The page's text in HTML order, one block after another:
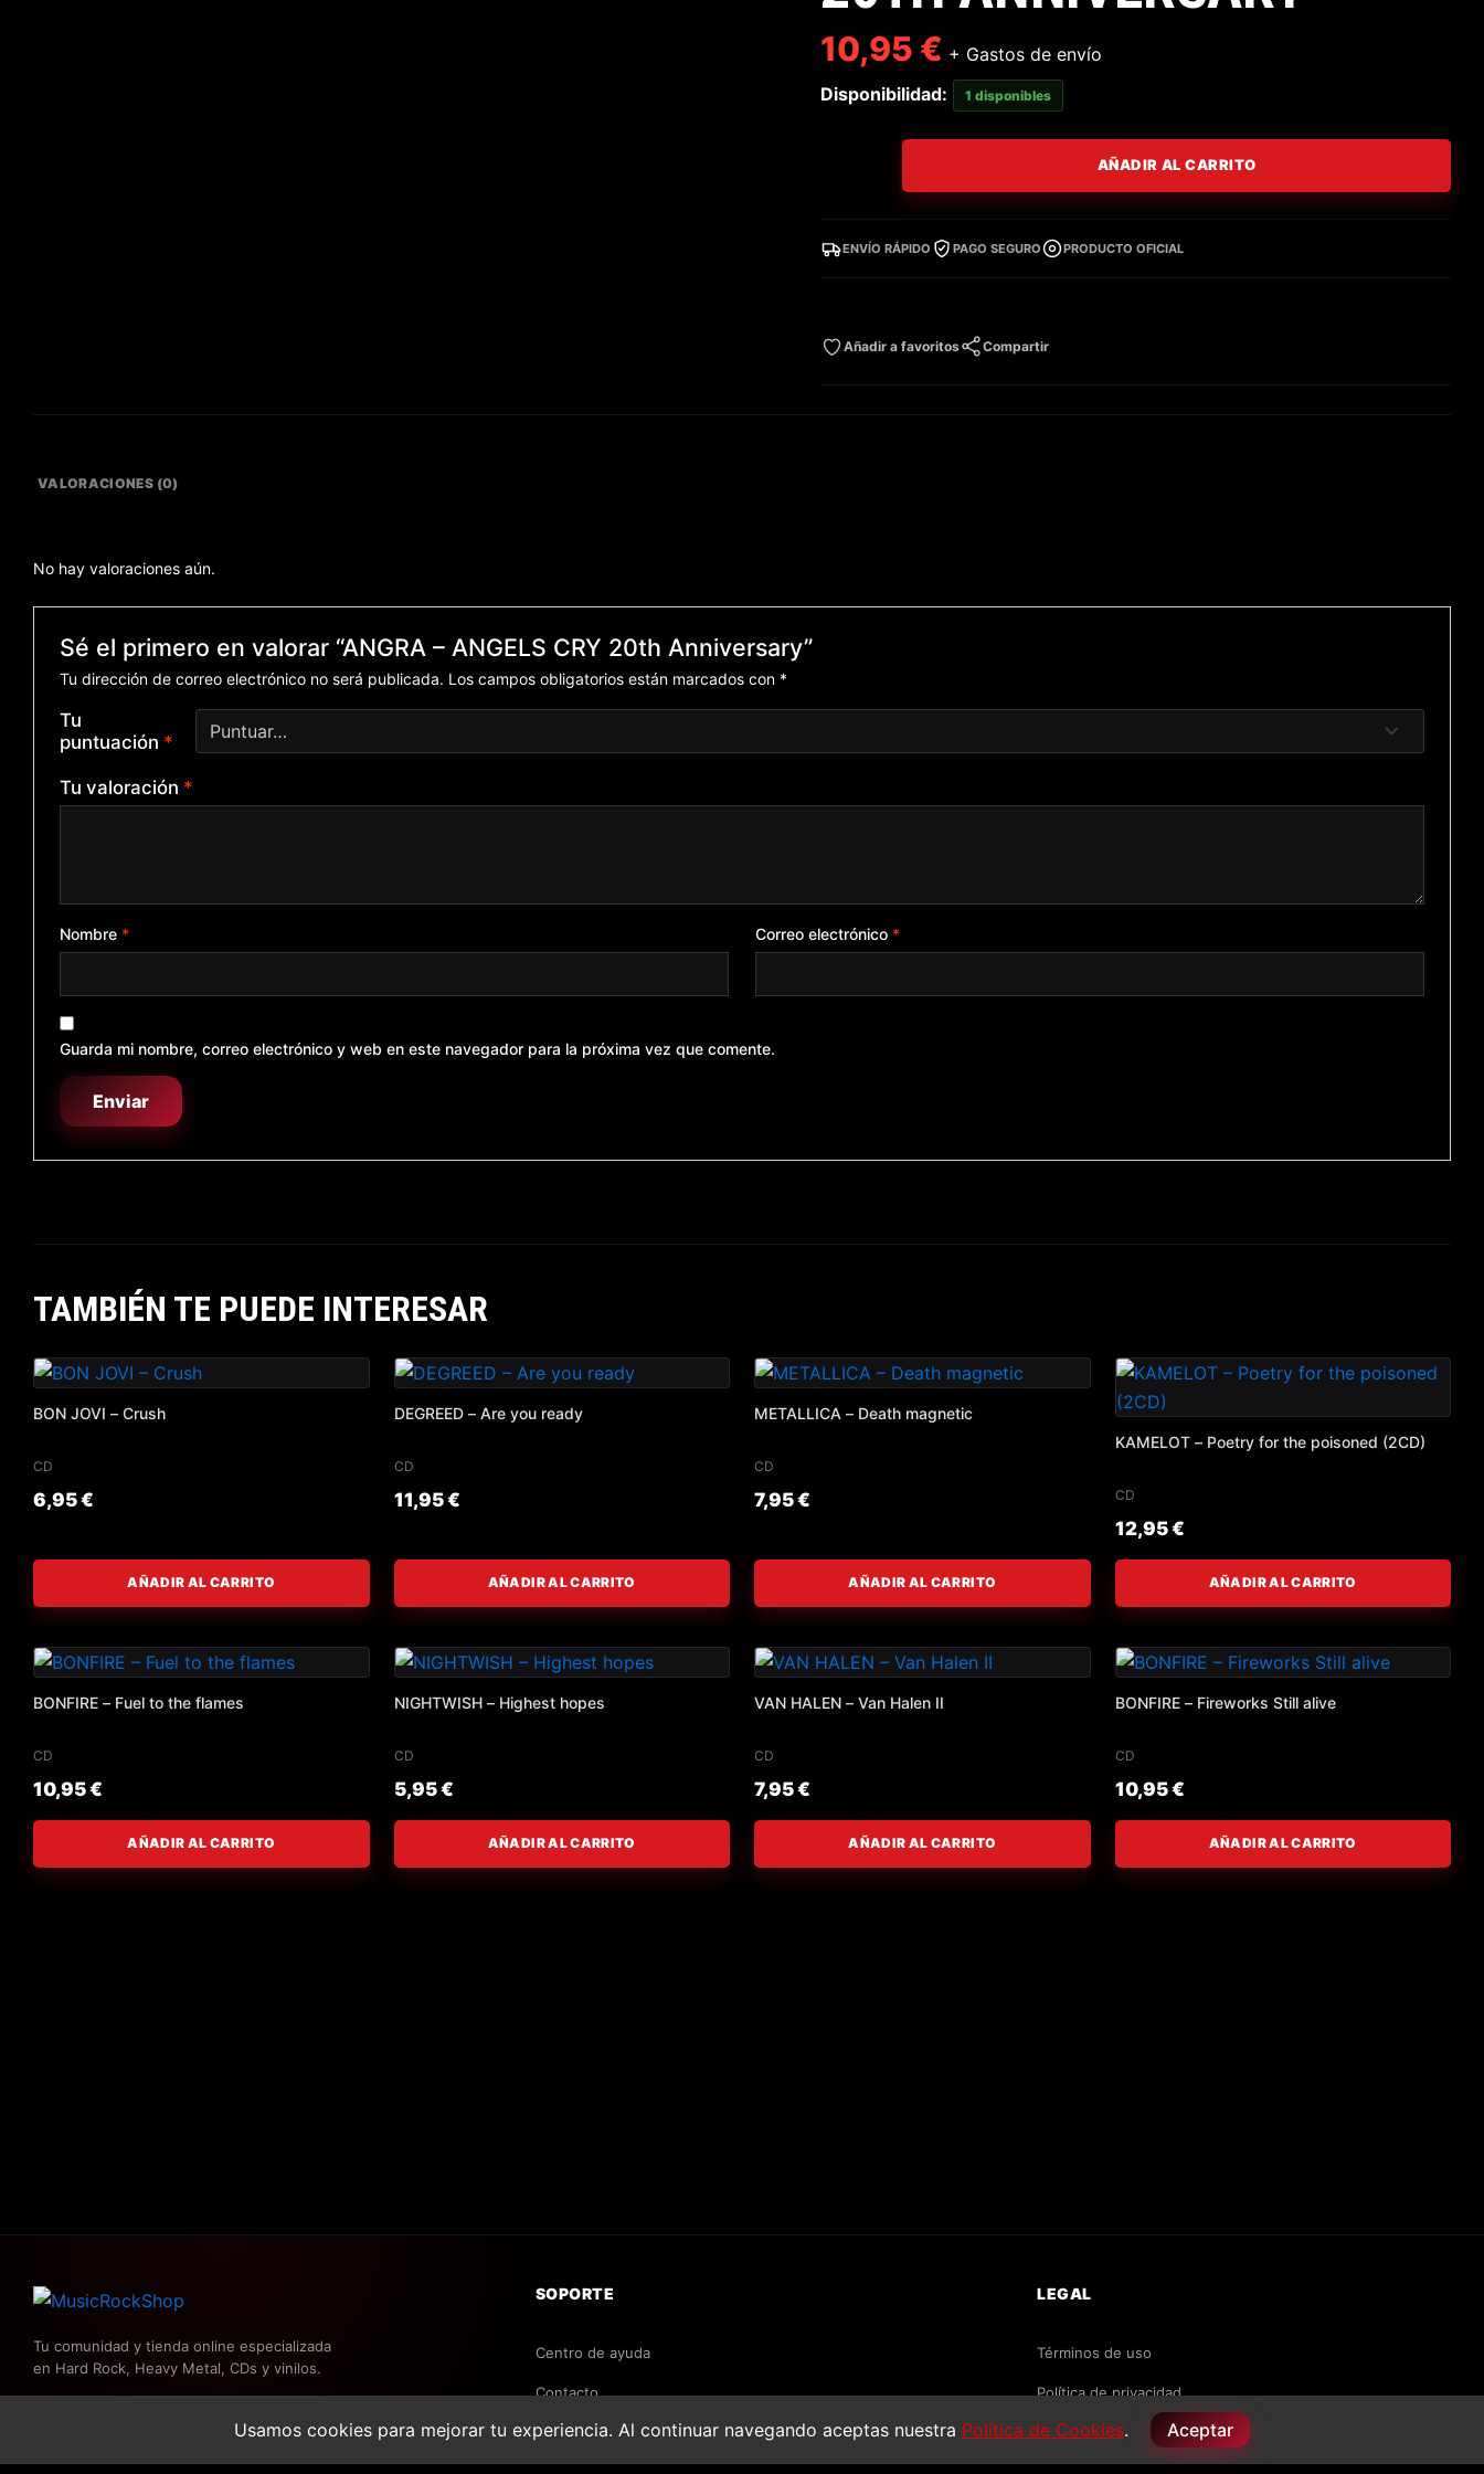
10,95 € + Gastos de envío
Disponibilidad:
1 disponibles
AÑADIR AL CARRITO
ENVÍO RÁPIDO PAGO SEGURO PRODUCTO OFICIAL
Añadir a favoritos Compartir
VALORACIONES (0)
No hay valoraciones aún.
Sé el primero en valorar “ANGRA – ANGELS CRY 20th Anniversary”
Tu dirección de correo electrónico no será publicada. Los campos obligatorios están marcados con *
Tu
puntuación *
Tu valoración *
Nombre * Correo electrónico *
Guarda mi nombre, correo electrónico y web en este navegador para la próxima vez que comente.
TAMBIÉN TE PUEDE INTERESAR
BON JOVI – Crush
CD
6,95€
AÑADIR AL CARRITO
DEGREED – Are you ready
CD
11,95€
AÑADIR AL CARRITO
METALLICA – Death magnetic
CD
7,95€
AÑADIR AL CARRITO
KAMELOT – Poetry for the poisoned (2CD)
CD
12,95€
AÑADIR AL CARRITO
BONFIRE – Fuel to the flames
CD
10,95€
AÑADIR AL CARRITO
NIGHTWISH – Highest hopes
CD
5,95€
AÑADIR AL CARRITO
VAN HALEN – Van Halen II
CD
7,95€
AÑADIR AL CARRITO
BONFIRE – Fireworks Still alive
CD
10,95€
AÑADIR AL CARRITO
Tu comunidad y tienda online especializada
en Hard Rock, Heavy Metal, CDs y vinilos.
SOPORTE
Centro de ayuda
Contacto
Envíos y devoluciones
LEGAL
Términos de uso
Política de privacidad
Política de cookies
Usamos cookies para mejorar tu experiencia. Al continuar navegando aceptas nuestra Política de Cookies. Aceptar